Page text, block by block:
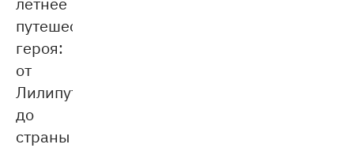
путешествие
героя:
от
Лилипутии
до
страны